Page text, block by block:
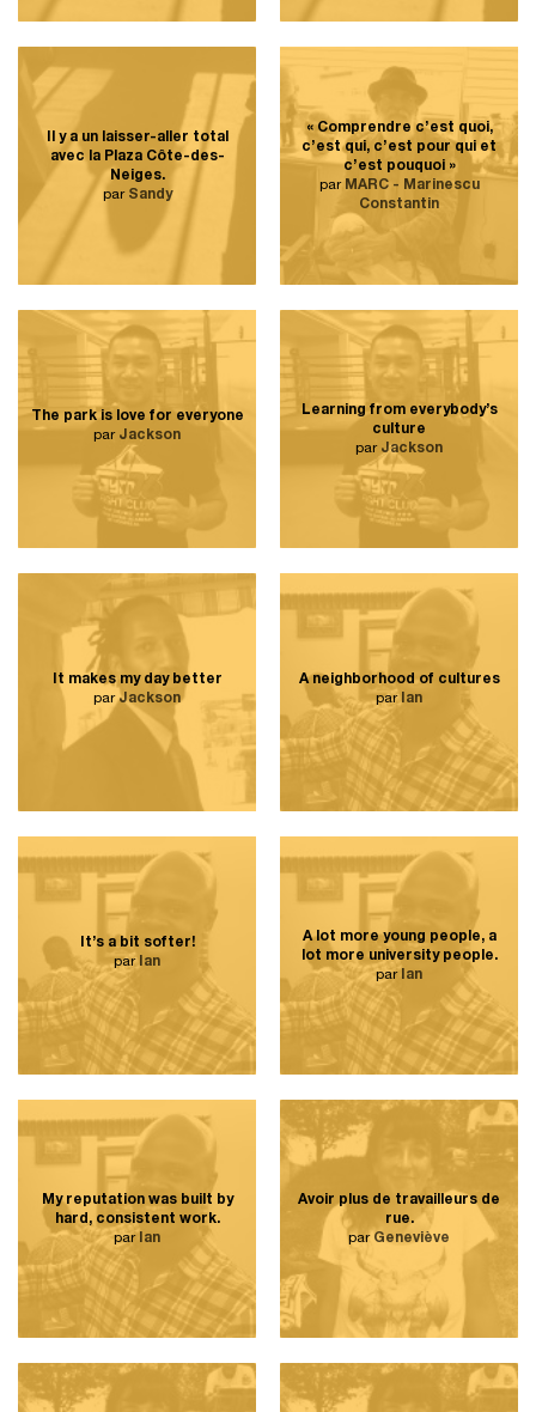
Il y a un laisser-aller total
avec la Plaza Côte-des-
Neiges.
par Sandy
« Comprendre c’est quoi,
c’est qui, c’est pour qui et
c’est pouquoi »
par MARC - Marinescu
Constantin
The park is love for everyone
par Jackson
Learning from everybody’s
culture
par Jackson
It makes my day better
parJackson
A neighborhood of cultures
par Ian
It’s a bit softer!
par Ian
A lot more young people, a
lot more university people.
par Ian
My reputation was built by
hard, consistent work.
par Ian
Avoir plus de travailleurs de
rue.
par Geneviève